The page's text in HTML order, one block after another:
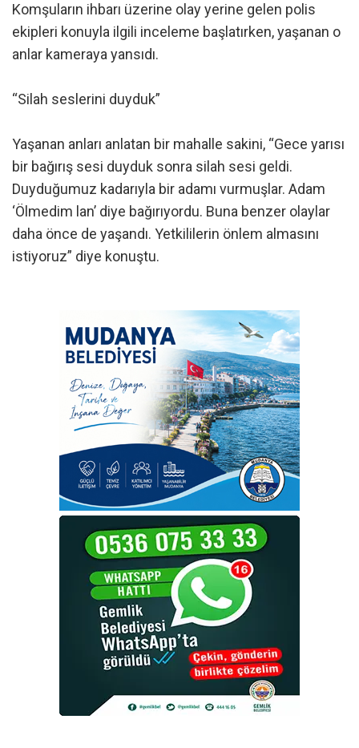
Komşuların ihbarı üzerine olay yerine gelen polis
ekipleri konuyla ilgili inceleme başlatırken, yaşanan o
anlar kameraya yansıdı.
“Silah seslerini duyduk”
Yaşanan anları anlatan bir mahalle sakini, “Gece yarısı
bir bağırış sesi duyduk sonra silah sesi geldi.
Duyduğumuz kadarıyla bir adamı vurmuşlar. Adam
‘Ölmedim lan’ diye bağırıyordu. Buna benzer olaylar
daha önce de yaşandı. Yetkililerin önlem almasını
istiyoruz” diye konuştu.